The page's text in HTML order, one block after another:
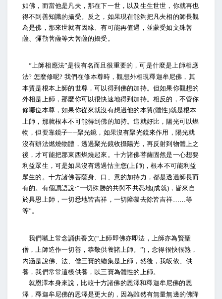
如佛，而當他是凡夫，那在下一世，以及生生世世，你就再也
得不到善知識的攝受。反之，如果現在能夠把凡夫相的師長觀
為是佛，那來世就有因緣、有可能再值遇，並蒙受如文殊菩
薩、彌勒菩薩等大菩薩的攝受。
“ 上師相應法”是很有名而且很重要的，可是什麼是上師相應
法? 怎麼修呢? 我們在修本尊時，觀想外相現釋迦牟尼佛，其
本質是根本上師的世尊，可以得到佛的加持。但如果你觀想的
外相是上師，那麼你可以很快速地得到加持。相反的，不管你
修哪位本尊，如果你從來就沒有想過他的本質(體性)就是根本
上師，那就根本不可能得到佛的加持。這就好比，陽光可以燃
物，但要靠鏡子──聚光鏡，如果沒有聚光鏡來作用，陽光就
沒有辦法燃燒物體，透過聚光鏡收攝陽光，再反射到物體上之
後，才可能把那東西燃燒起來。十方諸佛菩薩固然是一心想要
利益眾生，可是如果沒有透過怙主您( 上師) ，根本不可能利益
眾生的。十方諸佛菩薩身、口、意的加持力，都是透過師長而
有的。有個讚語說 :“一切殊勝的共與不共悉地(成就) ，皆來自
於具恩上師，一切悉地皆吉祥，一切障礙去除皆吉祥……等
等” 。
我們嘴上常念誦供養文(“ 上師即佛亦即法，上師亦為賢聖
僧，上師造作一切善，恭敬供養諸上師。 ”) ，念得很快很熟，
內涵是說佛、法、僧三寶的總集是上師，然後，我皈依、供
養，我們常常這樣供養，以三寶為體性的上師。
就恩澤本身來說，比較十方諸佛的恩澤和釋迦牟尼佛的恩
澤，釋迦牟尼佛的恩澤是更大的，因為雖然有無量無邊的佛降